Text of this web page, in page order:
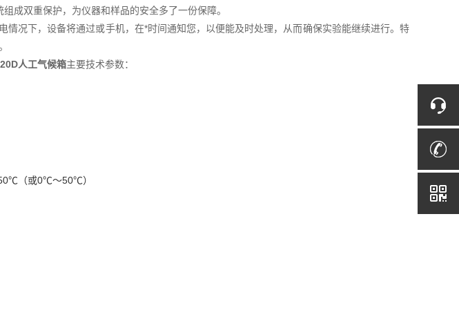
成双重保护，为仪器和样品的安全多了一份保障。
情况下，设备将通过或手机，在*时间通知您，以便能及时处理，从而确保实验能继续进行。特
人工气候箱主要技术参数：
（或0℃～50℃）